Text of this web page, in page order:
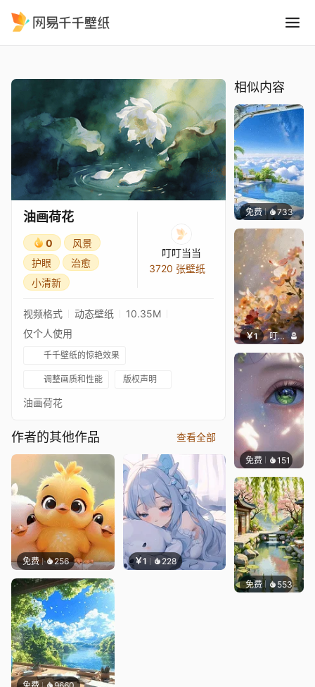
油画荷花
0
风景
护眼
治愈
小清新
叮叮当当
3720 张壁纸
视频格式 动态壁纸
10.35M
仅个人使用
千千壁纸的惊艳效果
调整画质和性能 版权声明
油画荷花
作者的其他作品 查看全部
免费 256 ￥1 228
相似内容
免费 733豆子
￥1 叮叮当当
免费 151星梦
免费 553渔小小